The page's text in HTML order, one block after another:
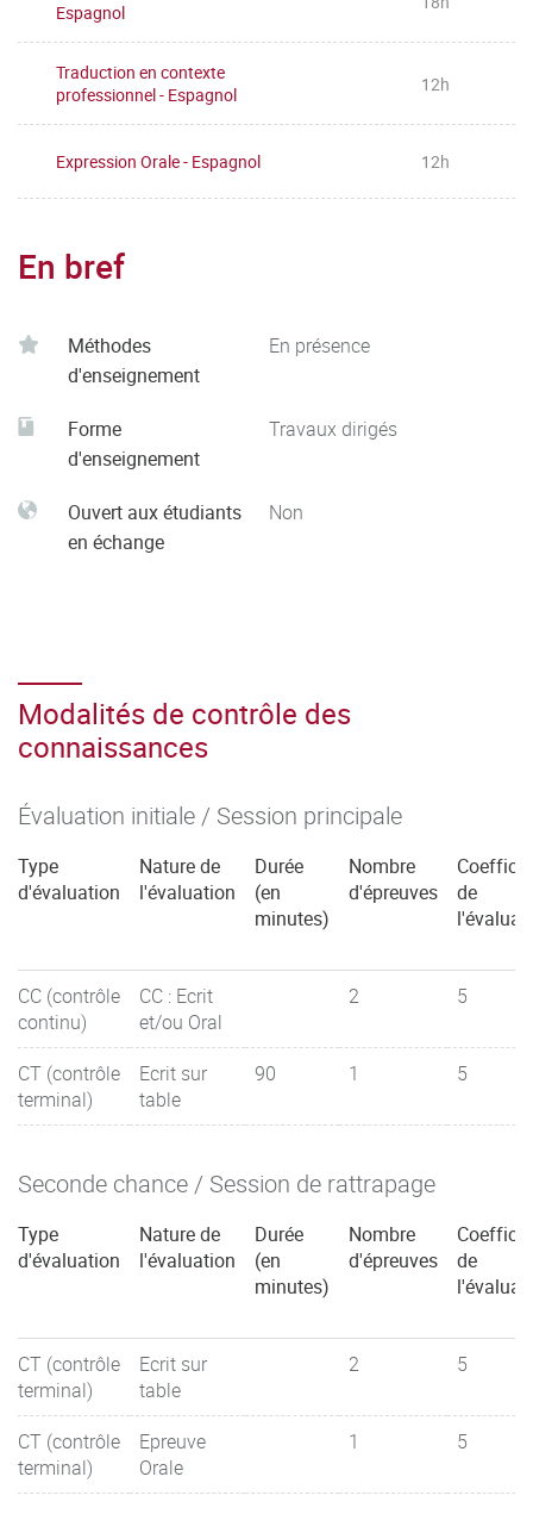
Espagnol
Traduction en contexte
professionnel - Espagnol
12h
Expression Orale - Espagnol 12h
En bref
Méthodes
d'enseignement
En présence
Forme
d'enseignement
Travaux dirigés
Ouvert aux étudiants
en échange
Non
Modalités de contrôle des
connaissances
Évaluation initiale / Session principale
Type
d'évaluation
Nature de
l'évaluation
Durée
(en
minutes)
Nombre
d'épreuves
de
CC (contrôle
continu)
CC : Ecrit
et/ou Oral
2 5
CT (contrôle
terminal)
Ecrit sur
table
90 1 5
Seconde chance / Session de rattrapage
Type
d'évaluation
Nature de
l'évaluation
Durée
(en
minutes)
Nombre
d'épreuves
de
CT (contrôle
terminal)
Ecrit sur
table
2 5
CT (contrôle
terminal)
Epreuve
Orale
1 5